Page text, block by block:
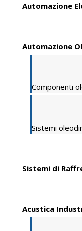
Automazione
Automazione
Componenti
Sistemi
Sistemi di
Acustica